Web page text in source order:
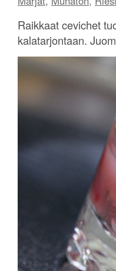
Raikkaat cevichet
kalatarjontaan.